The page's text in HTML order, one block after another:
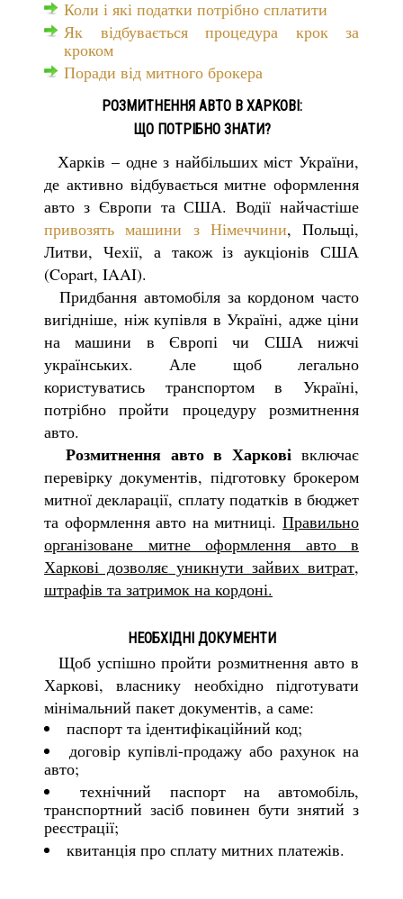
Коли і які податки потрібно сплатити
Як відбувається процедура крок за
кроком
Поради від митного брокера
РОЗМИТНЕННЯ АВТО В ХАРКОВІ:
ЩО ПОТРІБНО ЗНАТИ?
Харків – одне з найбільших міст України,
де активно відбувається митне оформлення
авто з Європи та США. Водії найчастіше
привозять машини з Німеччини, Польщі,
Литви, Чехії, а також із аукціонів США
(Copart, IAAI).
Придбання автомобіля за кордоном часто
вигідніше, ніж купівля в Україні, адже ціни
на машини в Європі чи США нижчі
українських. Але щоб легально
користуватись транспортом в Україні,
потрібно пройти процедуру розмитнення
авто.
Розмитнення авто в Харкові включає
перевірку документів, підготовку брокером
митної декларації, сплату податків в бюджет
та оформлення авто на митниці. Правильно
організоване митне оформлення авто в
Харкові дозволяє уникнути зайвих витрат,
штрафів та затримок на кордоні.
НЕОБХІДНІ ДОКУМЕНТИ
Щоб успішно пройти розмитнення авто в
Харкові, власнику необхідно підготувати
мінімальний пакет документів, а саме:
паспорт та ідентифікаційний код;
договір купівлі-продажу або рахунок на
авто;
технічний паспорт на автомобіль,
транспортний засіб повинен бути знятий з
реєстрації;
квитанція про сплату митних платежів.